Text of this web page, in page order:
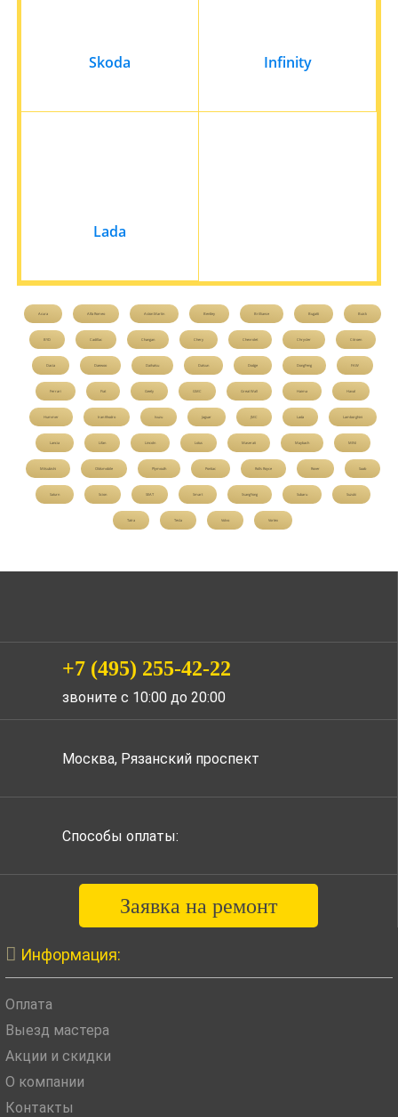
Skoda Infinity
Lada
Acura Alfa Romeo Aston Martin Bentley Brilliance Bugatti Buick
BYD Cadillac Changan Chery Chevrolet Chrysler Citroen
Dacia Daewoo Daihatsu Datsun Dodge DongFeng FAW
Ferrari Fiat Geely GMC Great Wall Haima Haval
Hummer Iran Khodro Isuzu Jaguar JMC Lada Lamborghini
Lancia Lifan Lincoln Lotus Maserati Maybach MINI
Mitsubishi Oldsmobile Plymouth Pontiac Rolls Royce Rover Saab
Saturn Scion SEAT Smart SsangYong Subaru Suzuki
Tatra Tesla Volvo Vortex
+7 (495) 255-42-22
звоните с 10:00 до 20:00
Москва, Рязанский проспект
Способы оплаты:
Заявка на ремонт
 Информация:
Оплата
Выезд мастера
Акции и скидки
О компании
Контакты